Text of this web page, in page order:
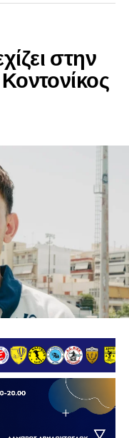
στην